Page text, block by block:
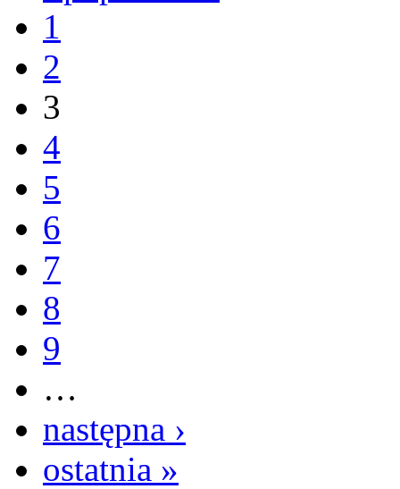
1
2
3
4
5
6
7
8
9
…
następna ›
ostatnia »